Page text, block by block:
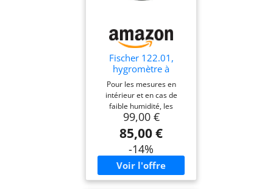
Fischer 122.01,
hygromètre à
cheveux synthétique,
verre, acier inox
argent
Pour les mesures en
intérieur et en cas de
faible humidité, les
hygromètres synthétiques
sont préférables Plage de
mesure 0 à 100 %
d'humidité relative
Précision +/- 3 % HR (20 à
100 %) Graduation RH 1 %
Diamètre : 10,3 cm
99,00 €
85,00 €
-14%